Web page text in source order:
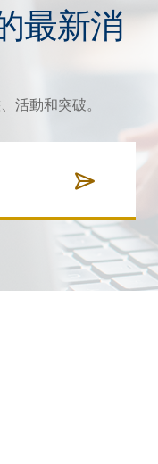
最新消
活動和突破。